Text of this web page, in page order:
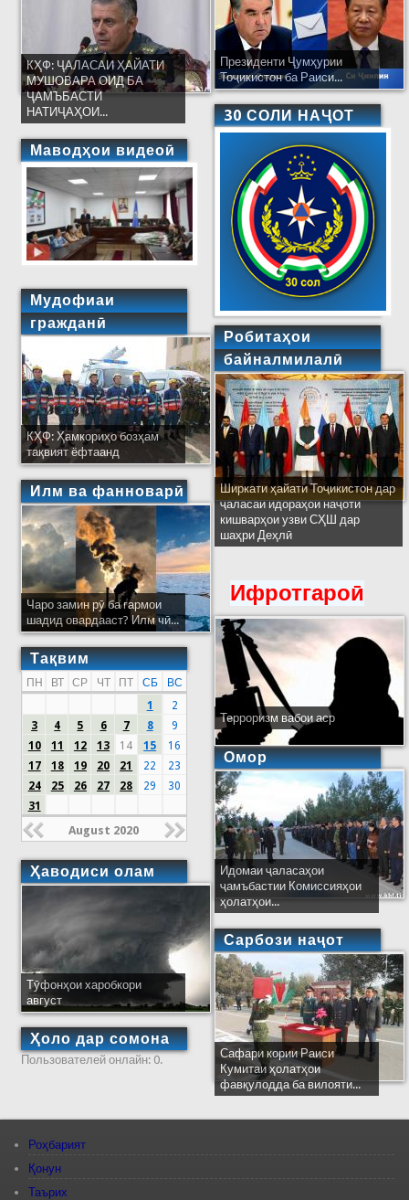
КҲФ: ҶАЛАСАИ ҲАЙАТИ
МУШОВАРА ОИД БА
ҶАМЪБАСТИ
НАТИҶАҲОИ...
Маводҳои видеоӣ
Мудофиаи
гражданӣ
КҲФ: Ҳамкориҳо бозҳам
тақвият ёфтаанд
Илм ва фанноварӣ
Чаро замин рӯ ба гармои
шадид овардааст? Илм чӣ...
Тақвим
ПН ВТ СР ЧТ ПТ СБ
ВС
1
2
3
4 5 6 7 8
9
10
11 12 13 14 15
16
17
18 19 20 21 22
23
24
25 26 27 28 29
30
31
August 2020
Ҳаводиси олам
Тӯфонҳои харобкори
август
Ҳоло дар сомона
Пользователей онлайн: 0.
Президенти Ҷумҳурии
Тоҷикистон ба Раиси...
30 СОЛИ НАҶОТ
Робитаҳои
байналмилалӣ
Ширкати ҳайати Тоҷикистон дар
ҷаласаи идораҳои наҷоти
кишварҳои узви СҲШ дар
шаҳри Деҳлӣ
Ифротгароӣ
Терроризм вабои аср
Омор
Идомаи ҷаласаҳои
ҷамъбастии Комиссияҳои
ҳолатҳои...
Сарбози наҷот
Сафари кории Раиси
Кумитаи ҳолатҳои
фавқулодда ба вилояти...
Роҳбарият
Қонун
Таърих